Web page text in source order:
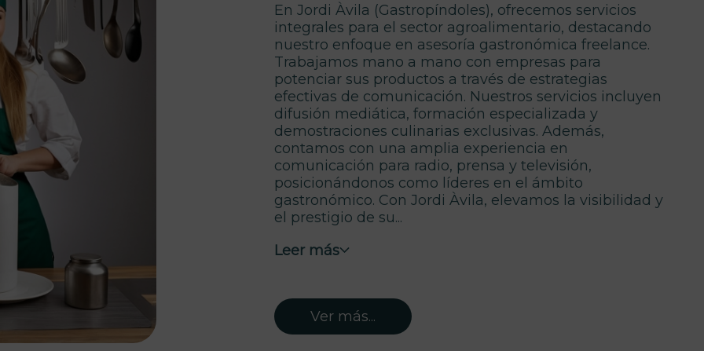
En Jordi Àvila (Gastropíndoles), ofrecemos servicios
integrales para el sector agroalimentario, destacando
nuestro enfoque en asesoría gastronómica freelance.
Trabajamos mano a mano con empresas para
potenciar sus productos a través de estrategias
efectivas de comunicación. Nuestros servicios incluyen
difusión mediática, formación especializada y
demostraciones culinarias exclusivas. Además,
contamos con una amplia experiencia en
comunicación para radio, prensa y televisión,
posicionándonos como líderes en el ámbito
gastronómico. Con Jordi Àvila, elevamos la visibilidad y
el prestigio de su...
Leer más
Ver más...